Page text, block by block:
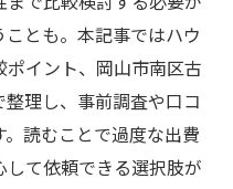
とも。本記事ではハウ
イント、岡山市南区古
理し、事前調査や口コ
読むことで過度な出費
て依頼できる選択肢が